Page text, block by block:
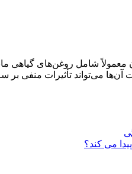
شامل روغن‌های گیاهی
می‌تواند تأثیرات منفی بر
می کند؟